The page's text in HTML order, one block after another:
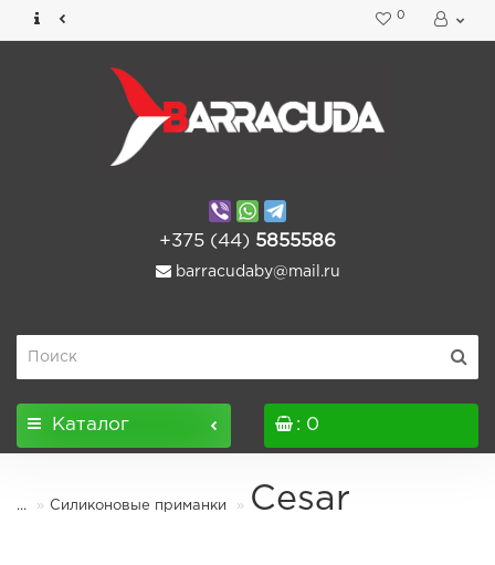
0
+375 (44) 5855586
barracudaby@mail.ru
Каталог : 0
... Силиконовые приманки Cesar